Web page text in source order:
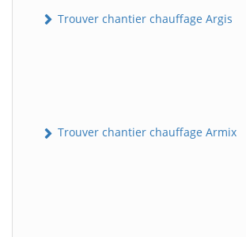
Trouver chantier chauffage Argis
Trouver chantier chauffage Armix